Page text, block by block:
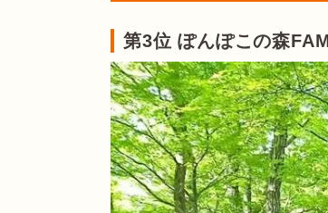
第3位 ぽんぽこの森